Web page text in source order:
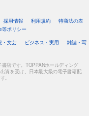
採用情報 利用規約
特商法の表
等ポリシー
・文芸 ビジネス・実用
雑誌・写
店です。TOPPANホールディング
資を受け、日本最大級の電子書籍配
。